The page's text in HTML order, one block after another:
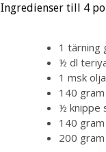
Ingredienser till 4
1 tärning
½ dl
1 msk olja
140
½ knippe
140
200